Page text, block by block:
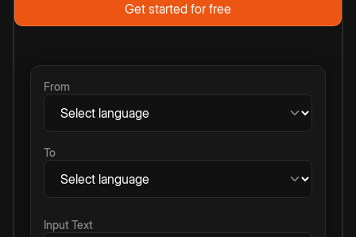
Get started for free
From
To
Input Text